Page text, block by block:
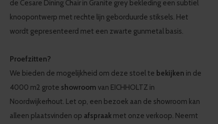
de Cesare Dining Chair in Granite grey bekleding een subtiel
knoopontwerp met rechte lijn geborduurde stiksels. Het
wordt gepresenteerd met een zwarte gunmetal basis.
Proefzitten?
We bieden de mogelijkheid om deze stoel te bekijken in de
4000 m2 grote showroom van EICHHOLTZ in
Noordwijkerhout. Let op, een bezoek aan de showroom kan
alleen plaatsvinden op afspraak met onze verkoop. Neemt